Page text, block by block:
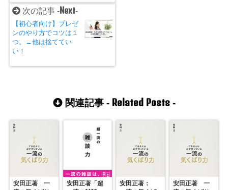
次の記事 -Next-
【初心者向け】プレゼ
ンのやり方でコツは１
つ。←他は捨ててい
い！
関連記事 - Related Posts-
安田正著 一
安田正著「超
安田正著：
安田正著 一